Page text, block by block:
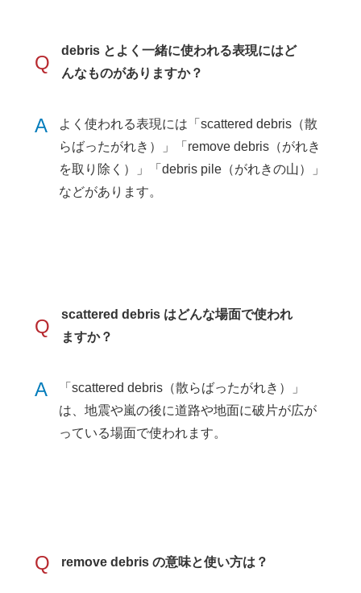
Q
debris とよく一緒に使われる表現にはど
んなものがありますか？
A
よく使われる表現には「scattered debris（散
らばったがれき）」「remove debris（がれき
を取り除く）」「debris pile（がれきの山）」
などがあります。
Q
scattered debris はどんな場面で使われ
ますか？
A
「scattered debris（散らばったがれき）」
は、地震や嵐の後に道路や地面に破片が広が
っている場面で使われます。
Q remove debris の意味と使い方は？